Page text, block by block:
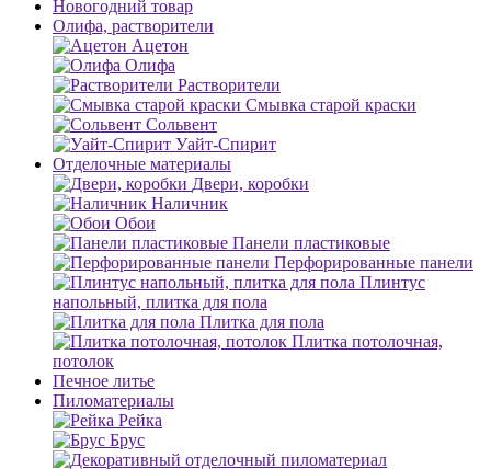
Новогодний товар
Олифа, растворители
Ацетон
Олифа
Растворители
Смывка старой краски
Сольвент
Уайт-Спирит
Отделочные материалы
Двери, коробки
Наличник
Обои
Панели пластиковые
Перфорированные панели
Плинтус
напольный, плитка для пола
Плитка для пола
Плитка потолочная,
потолок
Печное литье
Пиломатериалы
Рейка
Брус